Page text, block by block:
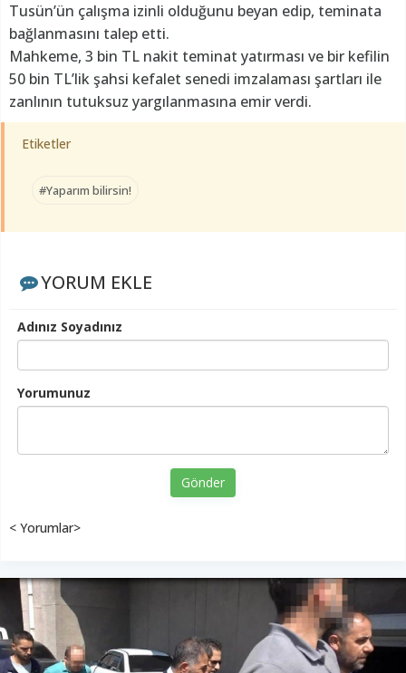
Tusün’ün çalışma izinli olduğunu beyan edip, teminata
bağlanmasını talep etti.
Mahkeme, 3 bin TL nakit teminat yatırması ve bir kefilin
50 bin TL’lik şahsi kefalet senedi imzalaması şartları ile
zanlının tutuksuz yargılanmasına emir verdi.
Etiketler
#Yaparım bilirsin!
YORUM EKLE
Adınız Soyadınız
Yorumunuz
Gönder
< Yorumlar>